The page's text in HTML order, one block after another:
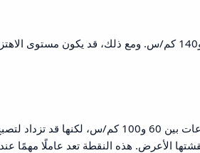
على الطرق السريعة، تحافظ إطارات سونار على ثبات جيد حتى سرعات تتراوح بين 120 و140 كم/س. ومع ذلك، قد يكون مستوى
تتراوح مستويات الضوضاء الناتجة عن إطارات سونار من منخفضة إلى متوسطة عند السرعات بين 60 و100 كم/س، لكنها قد
بسبب نقشتها الأعرض. هذه النقطة تعد عاملًا مهمًا